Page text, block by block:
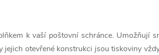
k vaší poštovní schránce. Umožňují
jejich otevřené konstrukci jsou tiskoviny